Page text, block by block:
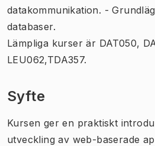
datakommunikation. -
databaser.
Lämpliga kurser är DAT050,
LEU062,TDA357.
Syfte
Kursen ger en praktiskt
utveckling av web-baserade